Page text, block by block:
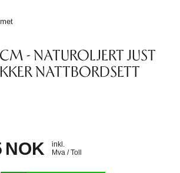
- NATUROLJERT JUST
NATTBORDSETT
NOK
inkl.
Mva / Toll